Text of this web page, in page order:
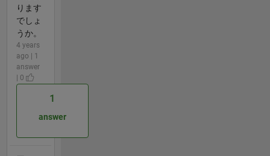
ります
でしょ
うか。
4 years
ago | 1
answer
| 0
1
answer